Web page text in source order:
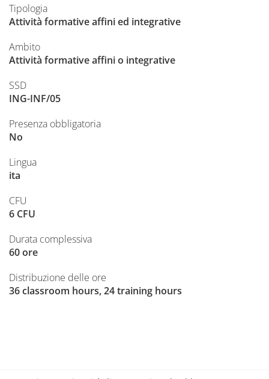
Tipologia
Attività formative affini ed integrative
Ambito
Attività formative affini o integrative
SSD
ING-INF/05
Presenza obbligatoria
No
Lingua
ita
CFU
6 CFU
Durata complessiva
60 ore
Distribuzione delle ore
36 classroom hours, 24 training hours